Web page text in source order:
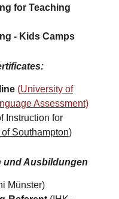
for Teaching
- Kids Camps​
:
(University of
Assessment)
Instruction for
Southampton)​
und Ausbildungen
Münster)